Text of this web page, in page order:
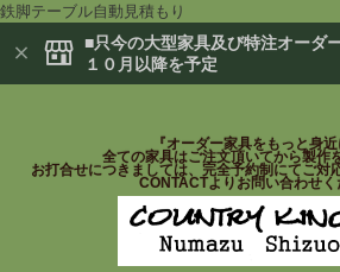
鉄脚テーブル自動見積もり
■只今の大型家具及び特注オーダ
１０月以降を予定
『オーダー家具をもっと身近
全ての家具はご注文頂いてから製作
お打合せにつきましては、完全予約制にてご対
CONTACTよりお問い合わせく